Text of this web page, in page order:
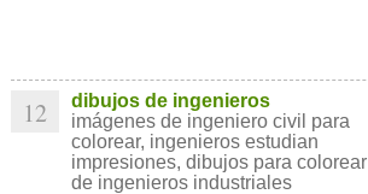
12
dibujos de ingenieros
imágenes de ingeniero civil para
colorear, ingenieros estudian
impresiones, dibujos para colorear
de ingenieros industriales